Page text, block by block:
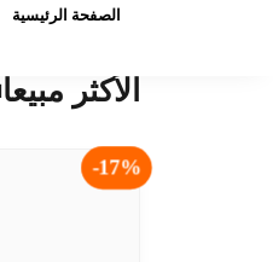
الصفحة الرئيسية
الأكثر مبيعاً
-17%
17%-